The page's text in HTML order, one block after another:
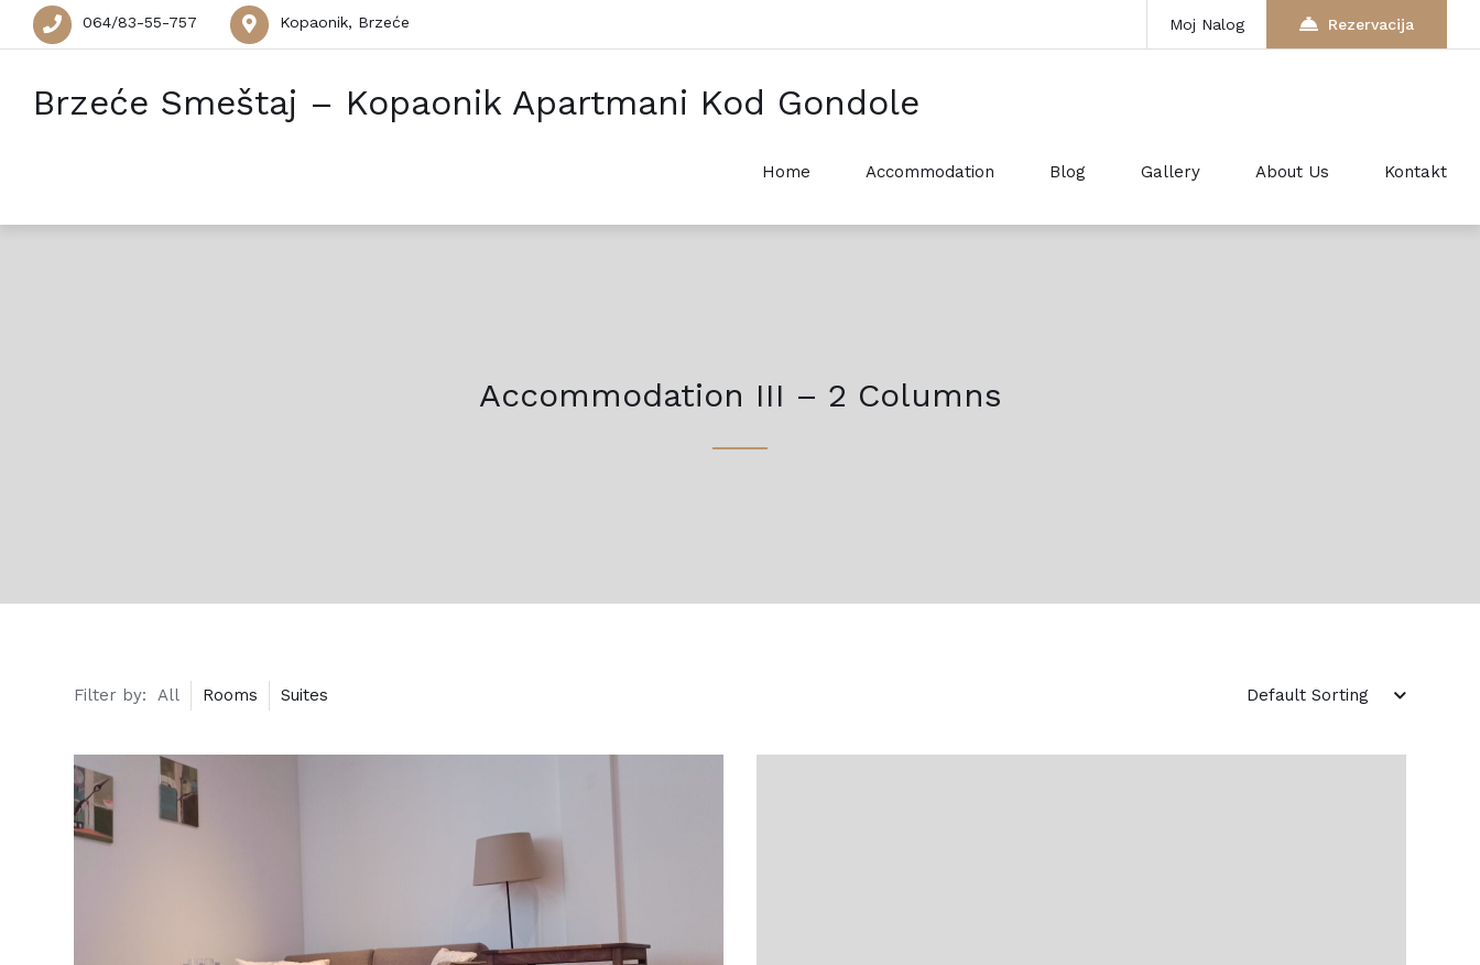
064/83-55-757 Kopaonik, Brzeće Moj Nalog Rezervacija
Brzeće Smeštaj – Kopaonik Apartmani Kod Gondole
Home Accommodation Blog Gallery About Us Kontakt
Accommodation III – 2 Columns
Filter by: All Rooms Suites